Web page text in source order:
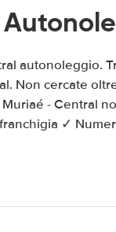
autonoleggio.
Non cercate
- Central
✓